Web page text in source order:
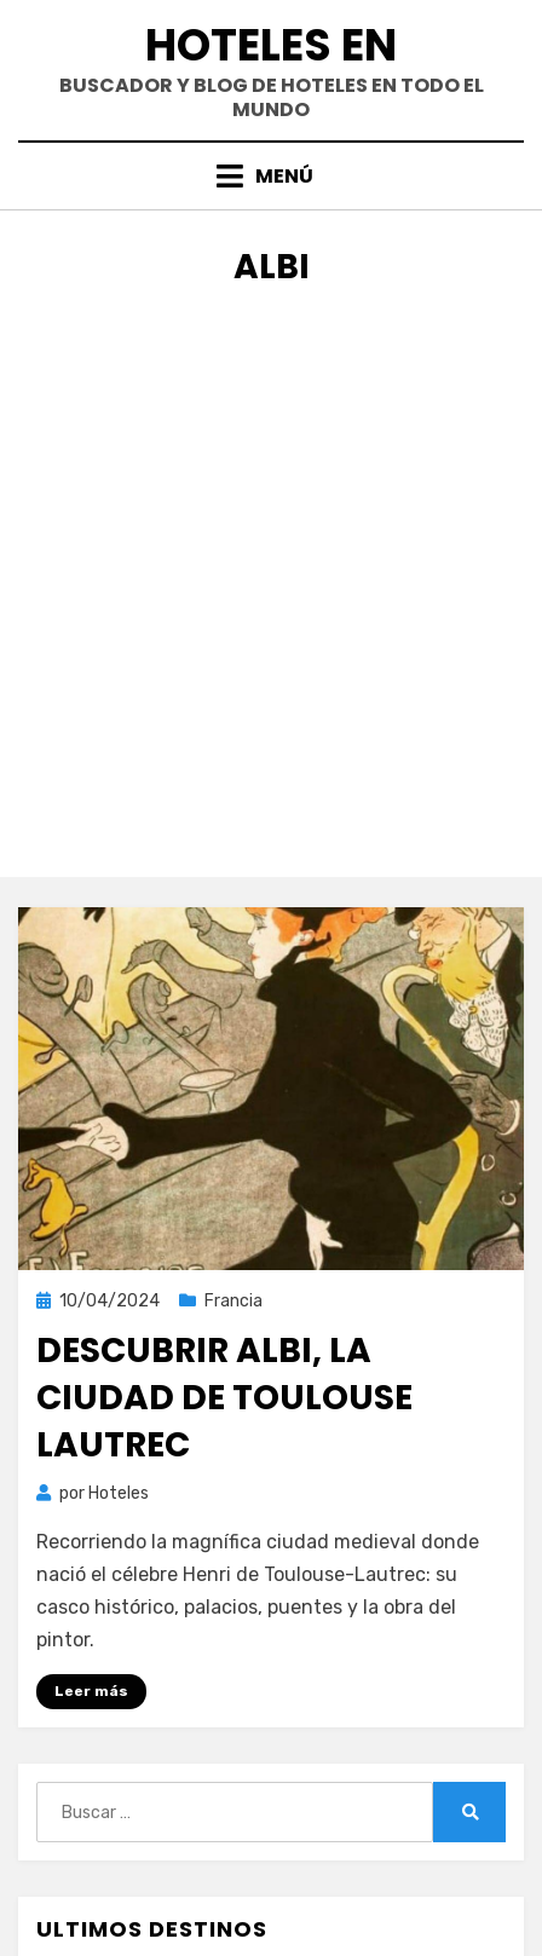
contenido
HOTELES EN
BUSCADOR Y BLOG DE HOTELES EN TODO EL
MUNDO
MENÚ
ETIQUETA
:
ALBI
Publicada
10/04/2024 Francia
DESCUBRIR ALBI, LA
CIUDAD DE TOULOUSE
LAUTREC
por Hoteles
Recorriendo la magnífica ciudad medieval donde
nació el célebre Henri de Toulouse-Lautrec: su
casco histórico, palacios, puentes y la obra del
pintor.
Leer más
ULTIMOS DESTINOS